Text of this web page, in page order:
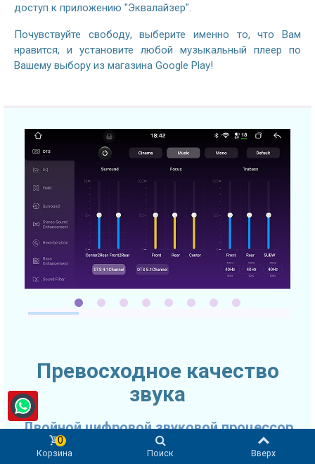
доступ к приложению "Эквалайзер".
Почувствуйте свободу, выберите именно то, что Вам
нравится, и установите любой музыкальный плеер по
Вашему выбору из магазина Google Play!
Превосходное качество
звука
Двойной цифровой звуковой процессор
Качество звука очень часто выходит на первое место при
Корзина
0
Поиск Вверх